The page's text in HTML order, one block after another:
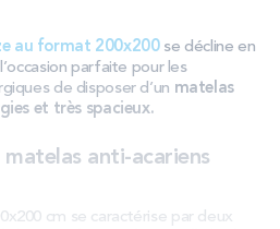
au format 200x200se décline en
parfaite pour les
de disposer d’un matelas
et très spacieux.
anti-acariens
cm se caractérise par deux